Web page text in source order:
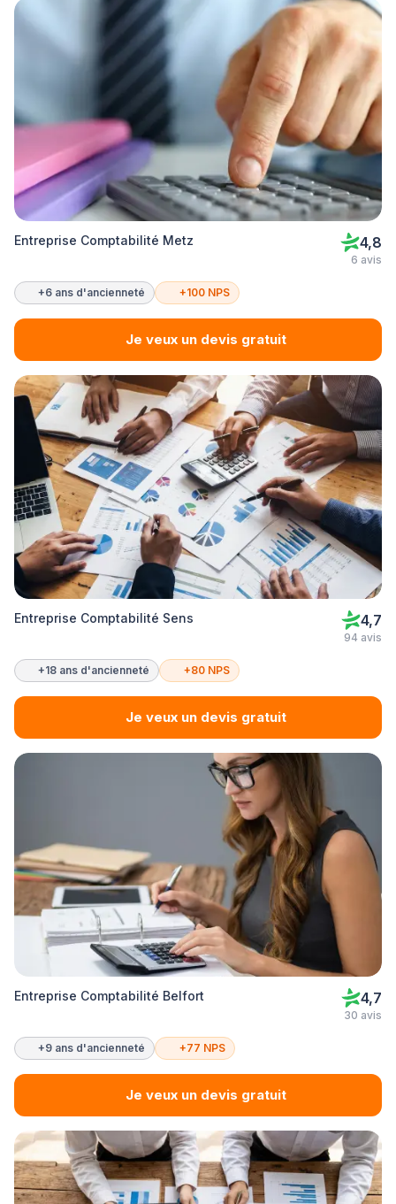
Entreprise Comptabilité Metz 4,8
6 avis
+6 ans d'ancienneté +100 NPS
Je veux un devis gratuit
Entreprise Comptabilité Sens 4,7
94 avis
+18 ans d'ancienneté +80 NPS
Je veux un devis gratuit
Entreprise Comptabilité Belfort 4,7
30 avis
+9 ans d'ancienneté +77 NPS
Je veux un devis gratuit